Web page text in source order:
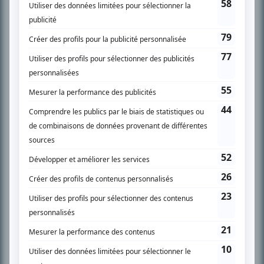
SUR LE RÉSEAU BIZZ MÉDIA
Accueil
Liste des oeuvres
Liste des comédiens
Recherche avancée
À propos
Nous contacter
Termes et conditions
Politique de confidentialité